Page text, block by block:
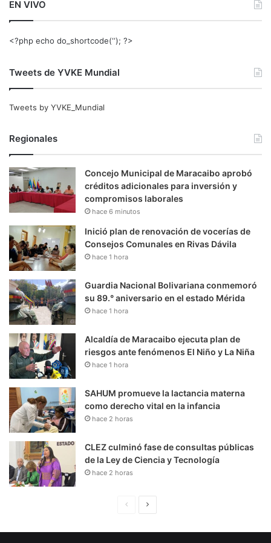
EN VIVO
<?php echo do_shortcode(‘‘); ?>
Tweets de YVKE Mundial
Tweets by YVKE_Mundial
Regionales
Concejo Municipal de Maracaibo aprobó
créditos adicionales para inversión y
compromisos laborales
hace 6 minutos
Inició plan de renovación de vocerías de
Consejos Comunales en Rivas Dávila
hace 1 hora
Guardia Nacional Bolivariana conmemoró
su 89.° aniversario en el estado Mérida
hace 1 hora
Alcaldía de Maracaibo ejecuta plan de
riesgos ante fenómenos El Niño y La Niña
hace 1 hora
SAHUM promueve la lactancia materna
como derecho vital en la infancia
hace 2 horas
CLEZ culminó fase de consultas públicas
de la Ley de Ciencia y Tecnología
hace 2 horas